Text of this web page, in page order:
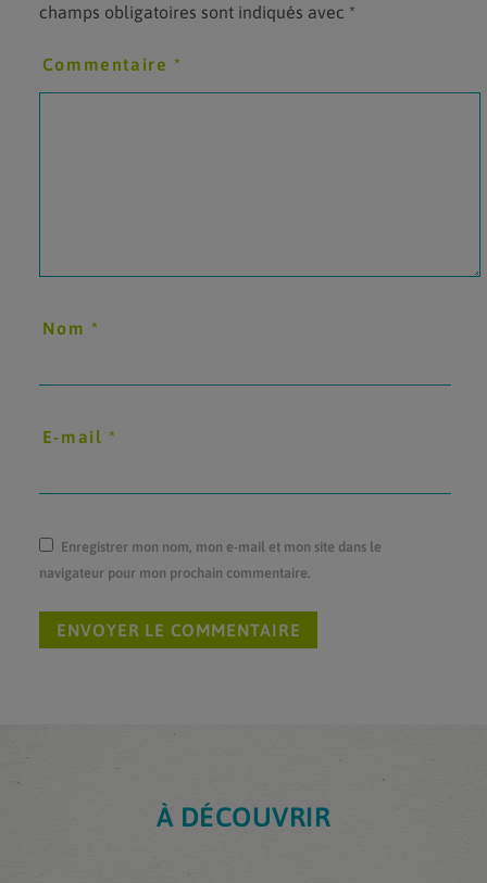
champs obligatoires sont indiqués avec *
Commentaire*
Nom*
E-mail*
Enregistrer mon nom, mon e-mail et mon site dans le
navigateur pour mon prochain commentaire.
À DÉCOUVRIR